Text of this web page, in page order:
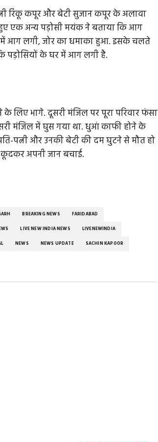
रिंकू कपूर और बेटी सुजान कपूर के अलावा
एक अन्य पड़ोसी मयंक ने बताया कि आग
में आग लगी, जोर का धमाका हुआ. इसके चलते
पड़ोसियों के घर में आग लगी है.
भागे. दूसरी मंजिल पर पूरा परिवार फंसा
मंजिल में घुस गया था. धुआं काफी होने के
पत्नी और उनकी बेटी की दम घुटने से मौत हो
अपनी जान बचाई.
BREAKING NEWS FARIDABAD
LIVE NEW INDIA NEWS LIVENEWINDIA
NEWS NEWS UPDATE SACHIN KAPOOR